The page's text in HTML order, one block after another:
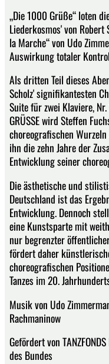
„Die 1000 Grüße“ loten
Liederkosmos' von Robert
la Marche“ von Udo
Auswirkung totaler
Als dritten Teil dieses
Scholz' signifikantesten
Suite für zwei Klaviere,
GRÜSSE wird Steffen
choreografischen
ihn die zehn Jahre der
Entwicklung seiner
Die ästhetische und
Deutschland ist das
Entwicklung. Dennoch
eine Kunstsparte mit
nur begrenzter
fördert daher
choreografischen
Tanzes im 20.
Musik von Udo
Rachmaninow
Gefördert von
des Bundes